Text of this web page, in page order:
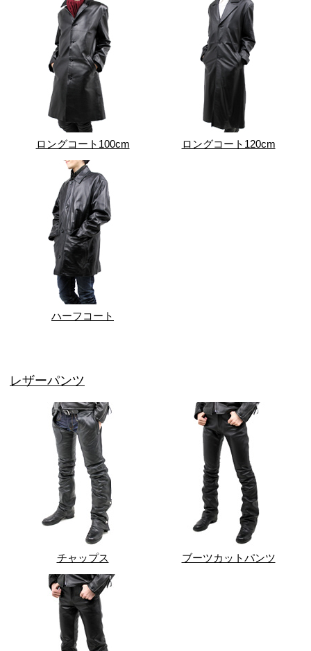
ロングコート100cm ロングコート120cm
ハーフコート
レザーパンツ
チャップス ブーツカットパンツ